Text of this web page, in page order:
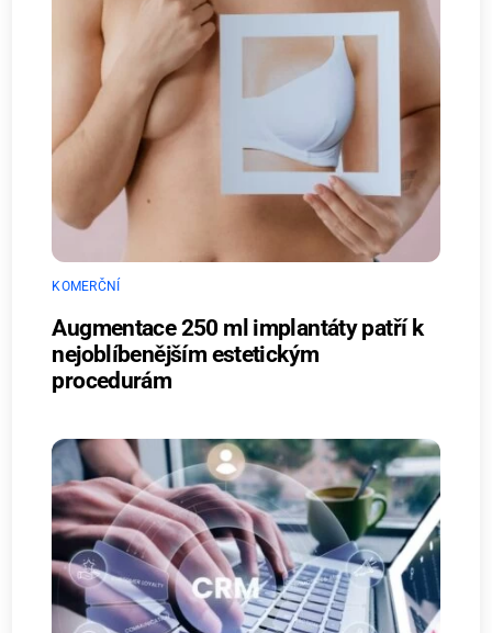
KOMERČNÍ
Augmentace 250 ml implantáty patří k
nejoblíbenějším estetickým
procedurám